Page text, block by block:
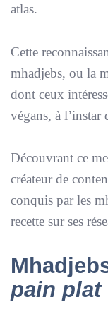
atlas.
Cette
mhadjebs, ou la
dont ceux
végans, à l’instar
Découvrant ce
créateur de
conquis par les
recette sur ses
pain plat